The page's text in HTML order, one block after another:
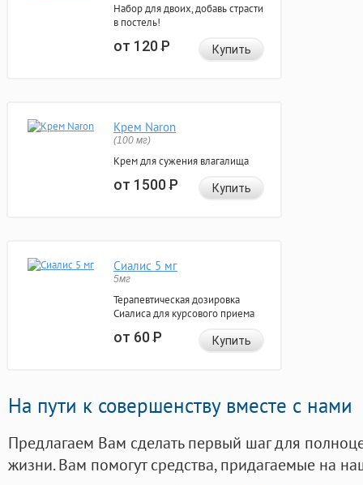
Набор для двоих, добавь страсти
в постель!
от 120Р Купить
Крем Naron
(100 мг)
Крем для сужения влагалища
от 1500Р Купить
Сиалис 5 мг
5мг
Терапевтическая дозировка
Сиалиса для курсового приема
от 60Р Купить
На пути к совершенству вместе с нами
Предлагаем Вам сделать первый шаг для
жизни. Вам помогут средства, придагаемые на